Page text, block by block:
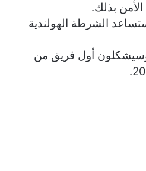
بذلك.
معدل دقتها في تحديد الأشياء من 95 % إلى 100 % ، ستساعد الشرطة الهولندية
وسيشكلون أول فريق من